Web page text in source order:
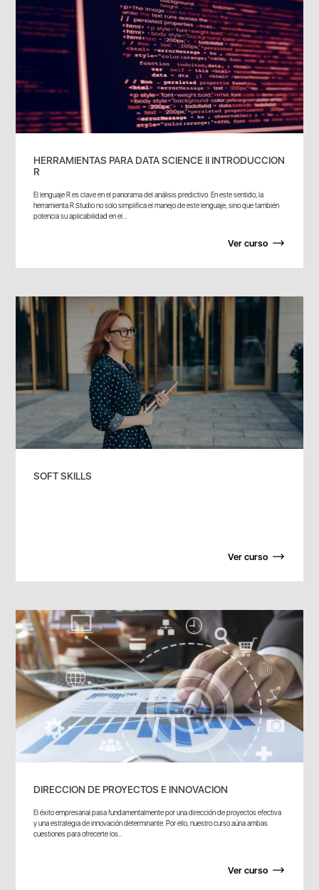
HERRAMIENTAS PARA DATA SCIENCE II INTRODUCCION
R
El lenguaje R es clave en el panorama del análisis predictivo. En este sentido, la
herramienta R Studio no solo simplifica el manejo de este lenguaje, sino que también
potencia su aplicabilidad en el...
Ver curso
SOFT SKILLS
Ver curso
DIRECCION DE PROYECTOS E INNOVACION
El éxito empresarial pasa fundamentalmente por una dirección de proyectos efectiva
y una estrategia de innovación determinante. Por ello, nuestro curso aúna ambas
cuestiones para ofrecerte los...
Ver curso